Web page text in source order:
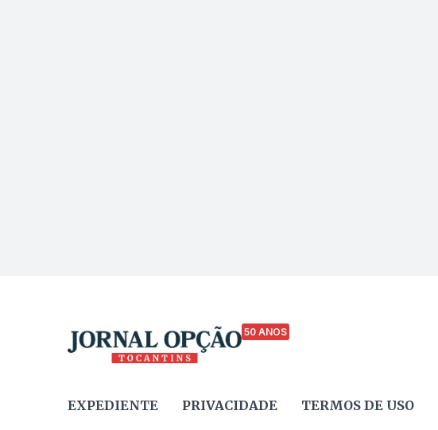
50 ANOS
EXPEDIENTE PRIVACIDADE TERMOS DE USO